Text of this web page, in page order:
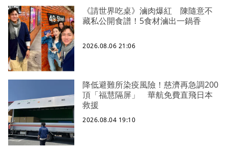
《請世界吃桌》滷肉爆紅 陳隨意不
藏私公開食譜！5食材滷出一鍋香
2026.08.06 21:06
降低避難所染疫風險！慈濟再急調200
頂「福慧隔屏」 華航免費直飛日本
救援
2026.08.04 19:10